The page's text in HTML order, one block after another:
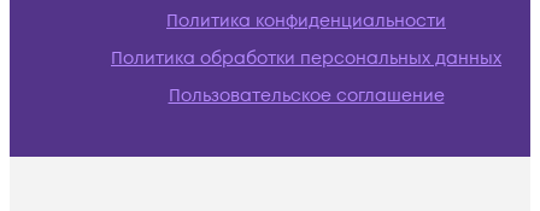
Политика конфиденциальности
Политика обработки персональных данных
Пользовательское соглашение